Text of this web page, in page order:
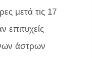
μετά τις 17
επιτυχείς
άστρων